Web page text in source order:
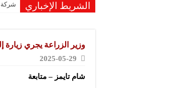
الشريط الإخباري شركة
وزير الزراعة يجري زيارة
2025-05-29
شام تايمز – متابعة